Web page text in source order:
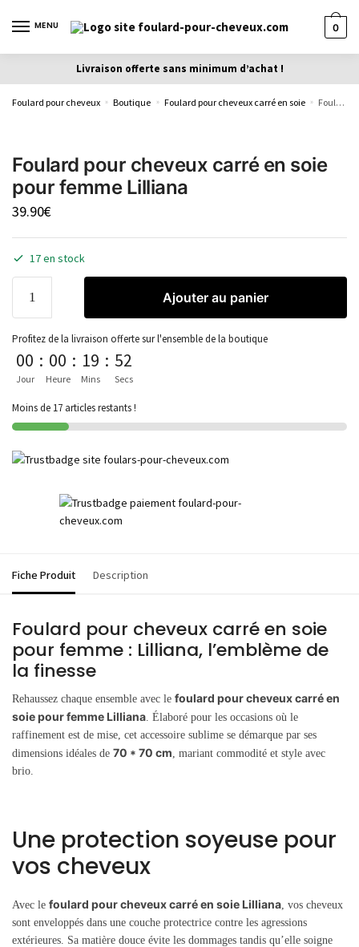
MENU 0
Livraison offerte sans minimum d’achat !
Foulard pour cheveux » Boutique » Foulard pour cheveux carré en soie » Foulard pour cheveux carré en soie pour femme Lilliana
Foulard pour cheveux carré en soie
pour femme Lilliana
39.90€
17 en stock
Ajouter au panier
Profitez de la livraison offerte sur l'ensemble de la boutique
00
Jour
: 00
Heure
: 19
Mins
: 52
Secs
Moins de 17 articles restants !
Fiche Produit Description
Foulard pour cheveux carré en soie
pour femme : Lilliana, l’emblème de
la finesse
Rehaussez chaque ensemble avec le foulard pour cheveux carré en
soie pour femme Lilliana . Élaboré pour les occasions où le
raffinement est de mise, cet accessoire sublime se démarque par ses
dimensions idéales de 70 * 70 cm , mariant commodité et style avec
brio.
Une protection soyeuse pour
vos cheveux
Avec le foulard pour cheveux carré en soie Lilliana , vos cheveux
sont enveloppés dans une couche protectrice contre les agressions
extérieures. Sa matière douce évite les dommages tandis qu’elle soigne